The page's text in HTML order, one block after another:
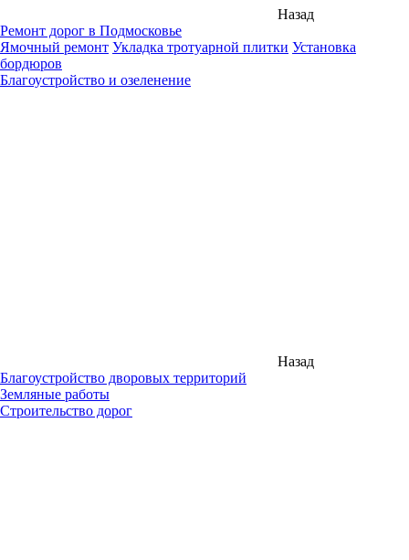
Назад
Ремонт дорог в Подмосковье
Ямочный ремонт Укладка тротуарной плитки Установка
бордюров
Благоустройство и озеленение
Назад
Благоустройство дворовых территорий
Земляные работы
Строительство дорог